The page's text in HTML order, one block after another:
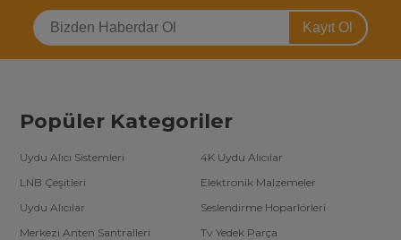
Kayıt Ol
Popüler Kategoriler
Uydu Alıcı Sistemleri
4K Uydu Alıcılar
LNB Çeşitleri
Elektronik Malzemeler
Uydu Alıcılar
Seslendirme Hoparlörleri
Merkezi Anten Santralleri
Tv Yedek Parça